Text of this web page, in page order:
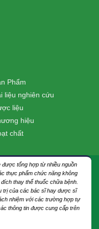
Phẩm
liệu nghiên cứu
liệu
hiệu
chất
được tổng hợp từ nhiều nguồn
thực phẩm chức năng không
thay thế thuốc chữa bệnh.
trị của các bác sĩ hay dược sĩ
nhiệm với các trường hợp tự
thông tin được cung cấp trên